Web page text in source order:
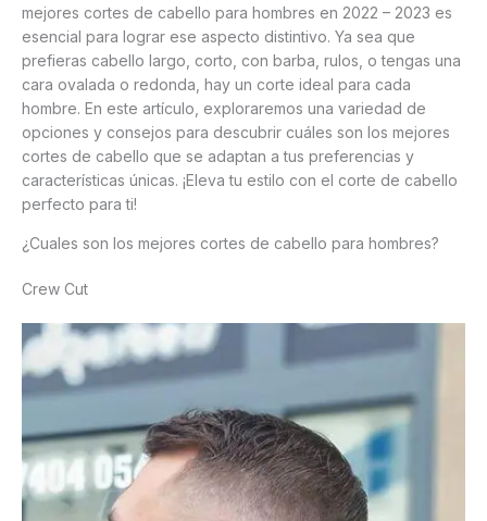
mejores cortes de cabello para hombres en 2022 – 2023 es
esencial para lograr ese aspecto distintivo. Ya sea que
prefieras cabello largo, corto, con barba, rulos, o tengas una
cara ovalada o redonda, hay un corte ideal para cada
hombre. En este artículo, exploraremos una variedad de
opciones y consejos para descubrir cuáles son los mejores
cortes de cabello que se adaptan a tus preferencias y
características únicas. ¡Eleva tu estilo con el corte de cabello
perfecto para ti!
¿Cuales son los mejores cortes de cabello para hombres?
Crew Cut